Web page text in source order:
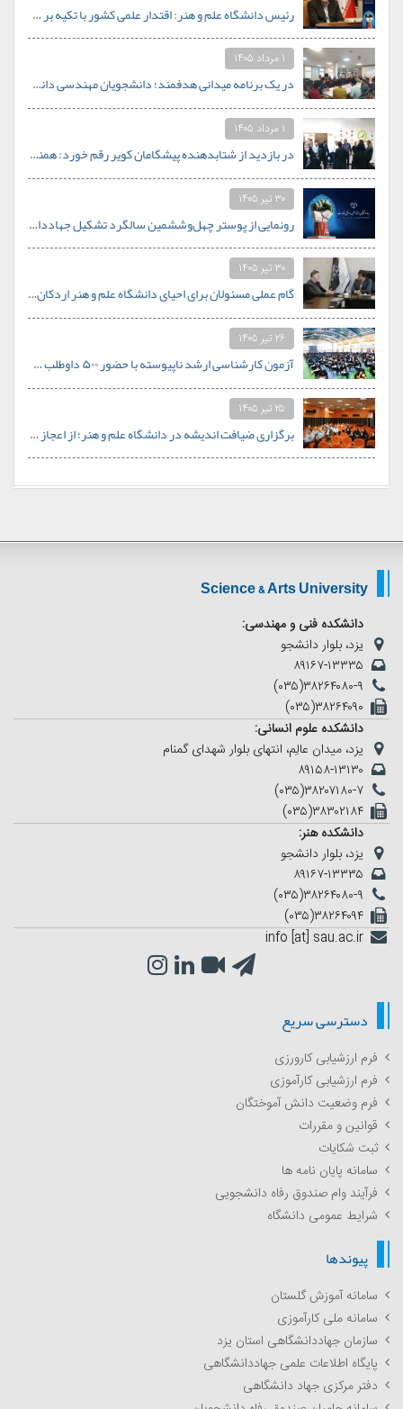
رئیس دانشگاه علم و هنر: اقتدار علمی کشور با تکیه بر جوانان و خودباوری محقق خواهد شد.
۱ مرداد ۱۴۰۵
در یک برنامه میدانی هدفمند؛ دانشجویان مهندسی دانشگاه علم و هنر از قلب صنعت کاشی یزد بازدید کردند
۱ مرداد ۱۴۰۵
در بازدید از شتابدهنده پیشگامان کویر رقم خورد: همنشینی اساتید دانشگاه علم و هنر با محور استارتاپی
۳۰ تیر ۱۴۰۵
رونمایی از پوستر چهل‌وششمین سالگرد تشکیل جهاددانشگاهی با شعار «جهاددانشگاهی؛ اقتدار علمی در افق مقاومت»
۳۰ تیر ۱۴۰۵
گام عملی مسئولان برای احیای دانشگاه علم و هنر اردکان؛ از نیازسنجی رشته‌های جدید تا تأمین بودجه
۲۶ تیر ۱۴۰۵
آزمون کارشناسی ارشد ناپیوسته با حضور ۵۰۰ داوطلب در دانشگاه علم و هنر برگزار شد
۲۵ تیر ۱۴۰۵
برگزاری ضیافت اندیشه در دانشگاه علم و هنر؛ از اعجاز علمی قرآن تا نظام سلوکی در خانواده
Science & Arts University
دانشکده فنی و مهندسی:
یزد، بلوار دانشجو
۸۹۱۶۷-۱۳۳۳۵
(۰۳۵)۳۸۲۶۴۰۸۰-۹
(۰۳۵)۳۸۲۶۴۰۹۰
دانشکده علوم انسانی:
یزد، میدان عالِم، انتهای بلوار شهدای گمنام
۸۹۱۵۸-۱۳۱۳۰
(۰۳۵)۳۸۲۰۷۱۸۰-۷
(۰۳۵)۳۸۳۰۲۱۸۴
دانشکده هنر:
یزد، بلوار دانشجو
۸۹۱۶۷-۱۳۳۳۵
(۰۳۵)۳۸۲۶۴۰۸۰-۹
(۰۳۵)۳۸۲۶۴۰۹۴
info [at] sau.ac.ir
دسترسی سریع
فرم ارزشیابی کارورزی
فرم ارزشیابی کارآموزی
فرم وضعیت دانش آموختگان
قوانین و مقررات
ثبت شکایات
سامانه پایان نامه ها
فرآیند وام صندوق رفاه دانشجویی
شرایط عمومی دانشگاه
پیوندها
سامانه آموزش گلستان
سامانه ملی کارآموزی
سازمان جهاددانشگاهی استان یزد
پایگاه اطلاعات علمی جهاددانشگاهی
دفتر مرکزی جهاد دانشگاهی